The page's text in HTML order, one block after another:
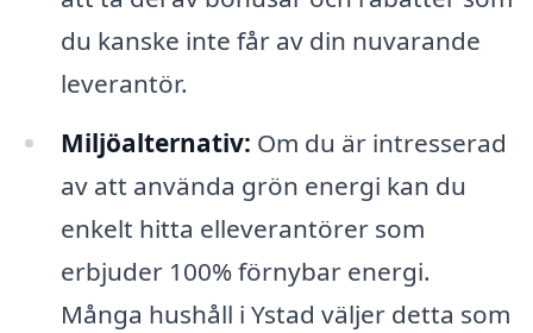
du kanske inte får av din nuvarande
leverantör.
Miljöalternativ: Om du är intresserad
av att använda grön energi kan du
enkelt hitta elleverantörer som
erbjuder 100% förnybar energi.
Många hushåll i Ystad väljer detta som